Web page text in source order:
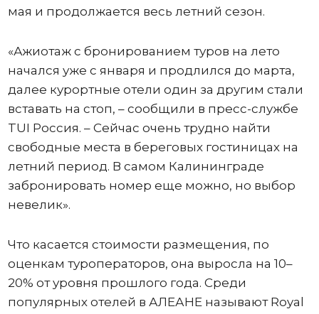
мая и продолжается весь летний сезон.
«Ажиотаж с бронированием туров на лето
начался уже с января и продлился до марта,
далее курортные отели один за другим стали
вставать на стоп, – сообщили в пресс-службе
TUI Россия. – Сейчас очень трудно найти
свободные места в береговых гостиницах на
летний период. В самом Калининграде
забронировать номер еще можно, но выбор
невелик».
Что касается стоимости размещения, по
оценкам туроператоров, она выросла на 10–
20% от уровня прошлого года. Среди
популярных отелей в АЛЕАНЕ называют Royal